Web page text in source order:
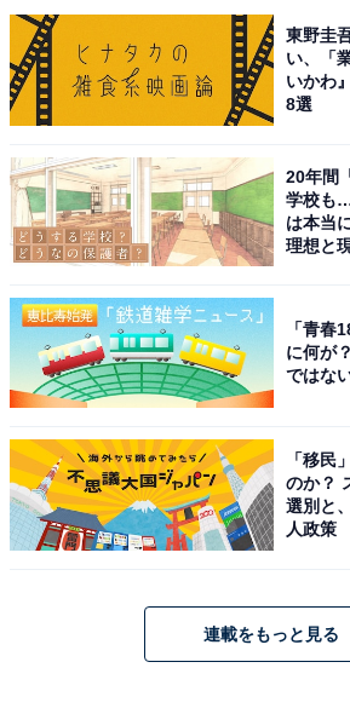
した。10月から放送中のテレビドラ
理』（TBS系）では、高橋文哉さん
め、謎めいたカリスマシェフ・朝倉
す。
回答者からは、「明るく仕事場を盛
からです（40代女性／奈良県）」「
るけど無駄話しもしっかり出来そう
ても何でも許せる（40代男性／茨城
トが寄せられました。
三重県）」「働き者で従順なイメー
／熊本県）」「可愛げもありながら
て仕事もきちんとこなせそうだから
※回答者のコメントは原文ママです
東野圭
い、「
いかわ
8選
20年間
学校も
は本当
理想と
「青春
に何が
ではな
「移民
のか？
選別と
人政策
連載をもっと見る